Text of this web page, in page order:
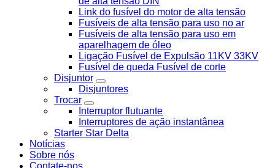
Link do fusível do motor de alta tensão
Fusíveis de alta tensão para uso no ar
Fusíveis de alta tensão para uso em
aparelhagem de óleo
Ligação Fusível de Expulsão 11KV 33KV
Fusível de queda Fusível de corte
Disjuntor
Disjuntores
Trocar
Interruptor flutuante
Interruptores de ação instantânea
Starter Star Delta
Notícias
Sobre nós